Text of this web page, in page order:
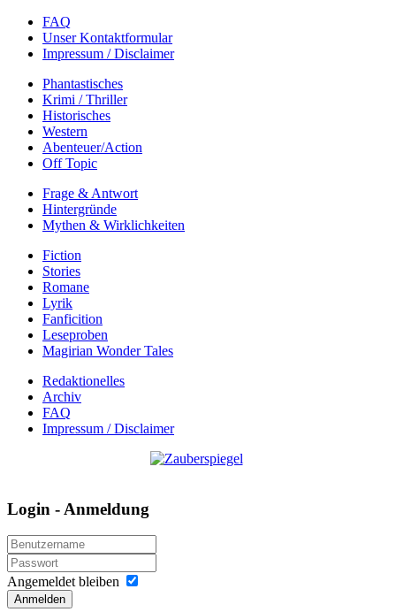
FAQ
Unser Kontaktformular
Impressum / Disclaimer
Phantastisches
Krimi / Thriller
Historisches
Western
Abenteuer/Action
Off Topic
Frage & Antwort
Hintergründe
Mythen & Wirklichkeiten
Fiction
Stories
Romane
Lyrik
Fanficition
Leseproben
Magirian Wonder Tales
Redaktionelles
Archiv
FAQ
Impressum / Disclaimer
Login - Anmeldung
Angemeldet bleiben
Anmelden